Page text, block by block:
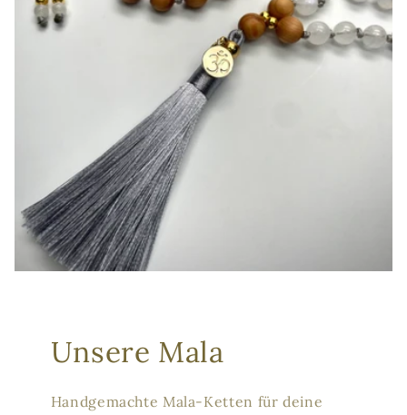
Unsere Mala
Handgemachte Mala-Ketten für deine